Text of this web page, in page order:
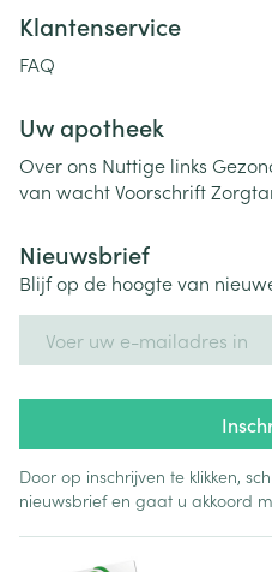
Klantenservice
FAQ
Uw apotheek
Over ons Nuttige links
van wachtVoorschrift
Nieuwsbrief
Blijf op de hoogte van
Door op inschrijven te klikken,
nieuwsbrief en gaat u akkoord